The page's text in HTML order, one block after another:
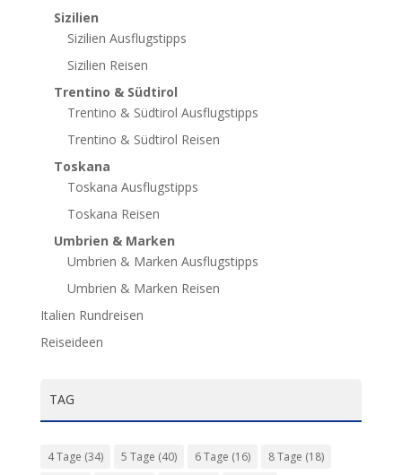
Sizilien
Sizilien Ausflugstipps
Sizilien Reisen
Trentino & Südtirol
Trentino & Südtirol Ausflugstipps
Trentino & Südtirol Reisen
Toskana
Toskana Ausflugstipps
Toskana Reisen
Umbrien & Marken
Umbrien & Marken Ausflugstipps
Umbrien & Marken Reisen
Italien Rundreisen
Reiseideen
TAG
4 Tage (34) 5 Tage (40) 6 Tage (16) 8 Tage (18)